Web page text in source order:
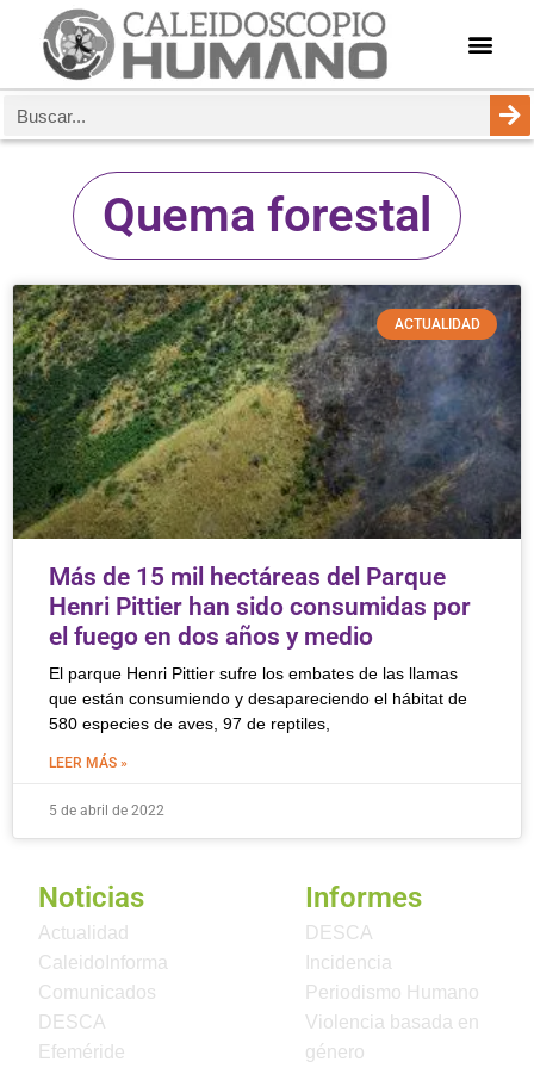
Quema forestal
ACTUALIDAD
Más de 15 mil hectáreas del Parque
Henri Pittier han sido consumidas por
el fuego en dos años y medio
El parque Henri Pittier sufre los embates de las llamas
que están consumiendo y desapareciendo el hábitat de
580 especies de aves, 97 de reptiles,
LEER MÁS »
5 de abril de 2022
Noticias
Actualidad
CaleidoInforma
Comunicados
DESCA
Efeméride
Informes
DESCA
Incidencia
Periodismo Humano
Violencia basada en
género